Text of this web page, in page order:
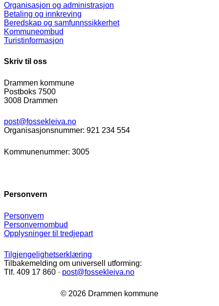
Organisasjon og administrasjon
Betaling og innkreving
Beredskap og samfunnssikkerhet
Kommuneombud
Turistinformasjon
Skriv til oss
Drammen kommune
Postboks 7500
3008 Drammen
post@fossekleiva.no
Organisasjonsnummer: 921 234 554
Kommunenummer: 3005
Personvern
Personvern
Personvernombud
Opplysninger til tredjepart
Tilgjengelighetserklæring
Tilbakemelding om universell utforming:
Tlf. 409 17 860 · post@fossekleiva.no
© 2026 Drammen kommune